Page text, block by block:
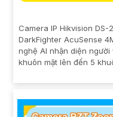
Camera IP Hikvision DS-
DarkFighter AcuSense
nghệ AI nhận diện
khuôn mặt lên đến 5